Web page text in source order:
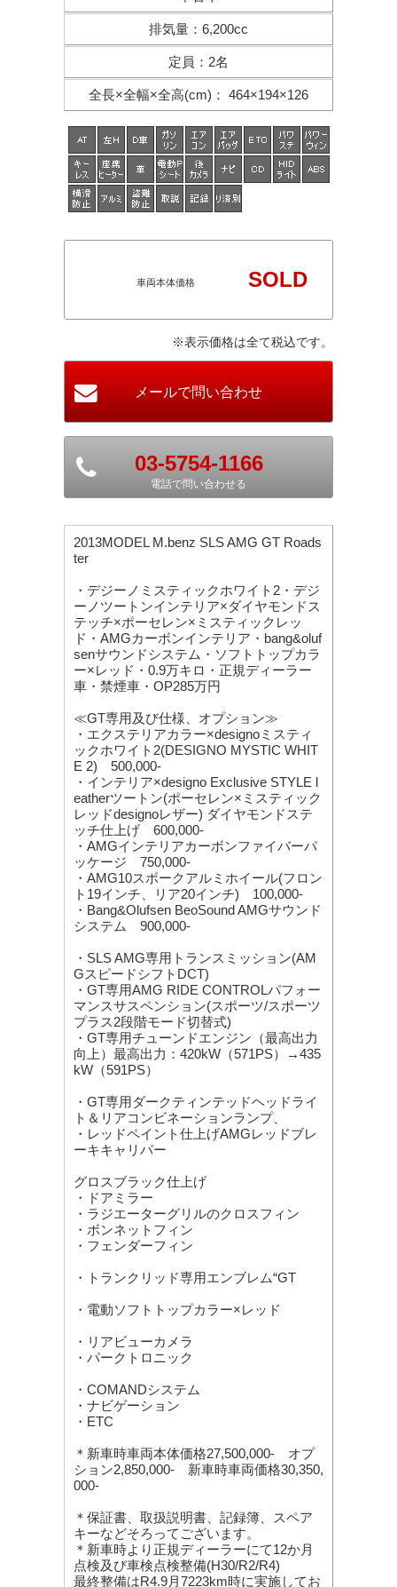
排気量 ： 6,200cc
定員 ： 2名
全長×全幅×全高(cm) ： 464×194×126
車両本体価格 SOLD
※表示価格は全て税込です。
03-5754-1166
電話で問い合わせる
2013MODEL M.benz SLS AMG GT Roads
ter
・デジーノミスティックホワイト2・デジ
ーノツートンインテリア×ダイヤモンドス
テッチ×ポーセレン×ミスティックレッ
ド・AMGカーボンインテリア・bang&oluf
senサウンドシステム・ソフトトップカラ
ー×レッド・0.9万キロ・正規ディーラー
車・禁煙車・OP285万円
≪GT専用及び仕様、オプション≫
・エクステリアカラー×designoミスティ
ックホワイト2(DESIGNO MYSTIC WHIT
E 2) 500,000-
・インテリア×designo Exclusive STYLE l
eatherツートン(ポーセレン×ミスティック
レッドdesignoレザー) ダイヤモンドステ
ッチ仕上げ 600,000-
・AMGインテリアカーボンファイバーパ
ッケージ 750,000-
・AMG10スポークアルミホイール(フロン
ト19インチ、リア20インチ) 100,000-
・Bang&Olufsen BeoSound AMGサウンド
システム 900,000-
・SLS AMG専用トランスミッション(AM
GスピードシフトDCT)
・GT専用AMG RIDE CONTROLパフォー
マンスサスペンション(スポーツ/スポーツ
プラス2段階モード切替式)
・GT専用チューンドエンジン（最高出力
向上）最高出力：420kW（571PS）→435
kW（591PS）
・GT専用ダークティンテッドヘッドライ
ト＆リアコンビネーションランプ、
・レッドペイント仕上げAMGレッドブレ
ーキキャリパー
グロスブラック仕上げ
・ドアミラー
・ラジエーターグリルのクロスフィン
・ボンネットフィン
・フェンダーフィン
・トランクリッド専用エンブレム“GT
・電動ソフトトップカラー×レッド
・リアビューカメラ
・パークトロニック
・COMANDシステム
・ナビゲーション
・ETC
＊新車時車両本体価格27,500,000- オプ
ション2,850,000- 新車時車両価格30,350,
000-
＊保証書、取扱説明書、記録簿、スペア
キーなどそろってございます。
＊新車時より正規ディーラーにて12か月
点検及び車検点検整備(H30/R2/R4)
最終整備はR4.9月7223km時に実施してお